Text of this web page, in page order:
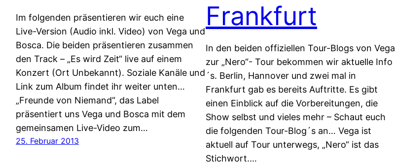
Im folgenden präsentieren wir euch eine
Live-Version (Audio inkl. Video) von Vega und
Bosca. Die beiden präsentieren zusammen
den Track – „Es wird Zeit“ live auf einem
Konzert (Ort Unbekannt). Soziale Kanäle und
Link zum Album findet ihr weiter unten…
„Freunde von Niemand“, das Label
präsentiert uns Vega und Bosca mit dem
gemeinsamen Live-Video zum…
25. Februar 2013
Frankfurt
In den beiden offiziellen Tour-Blogs von Vega
zur „Nero“- Tour bekommen wir aktuelle Info
´s. Berlin, Hannover und zwei mal in
Frankfurt gab es bereits Auftritte. Es gibt
einen Einblick auf die Vorbereitungen, die
Show selbst und vieles mehr – Schaut euch
die folgenden Tour-Blog´s an… Vega ist
aktuell auf Tour unterwegs, „Nero“ ist das
Stichwort.…